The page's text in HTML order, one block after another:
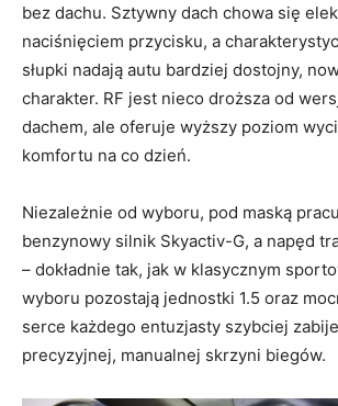
bez dachu. Sztywny dach chowa się
naciśnięciem przycisku, a
słupki nadają autu bardziej dostojny,
charakter. RF jest nieco droższa od
dachem, ale oferuje wyższy poziom
komfortu na co dzień.
Niezależnie od wyboru, pod maską
benzynowy silnik Skyactiv-G, a napęd
– dokładnie tak, jak w klasycznym
wyboru pozostają jednostki 1.5 oraz
serce każdego entuzjasty szybciej
precyzyjnej, manualnej skrzyni biegów.